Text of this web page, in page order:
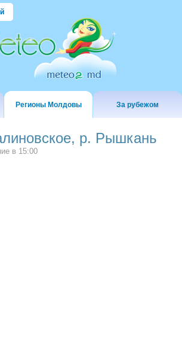
Регионы Молдовы За рубежом
р. Рышкань
в 15:00